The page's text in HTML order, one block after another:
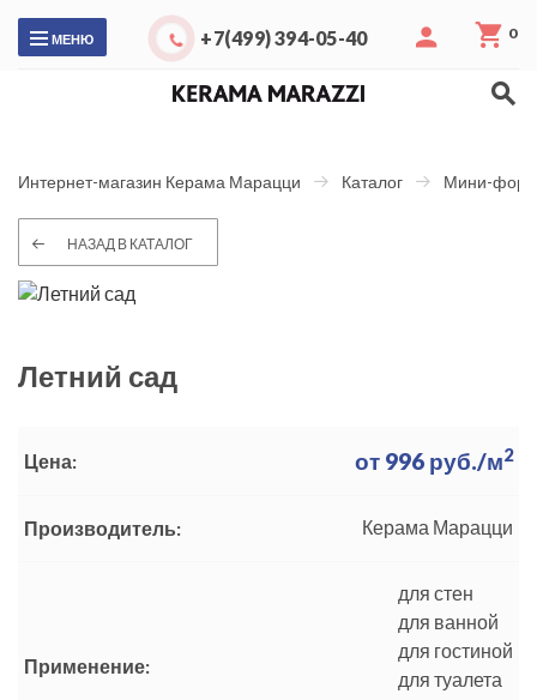
МЕНЮ +7(499) 394-05-40 0
Интернет-магазин Керама Марацци Каталог Мини-
НАЗАД В КАТАЛОГ
Летний сад
Цена: от 996 руб./м2
Производитель: Керама Марацци
Применение:
для стен
для ванной
для гостиной
для туалета